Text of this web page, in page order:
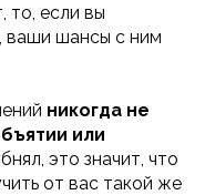
то, если вы
ваши шансы с ним
никогда не
или
это значит, что
от вас такой же